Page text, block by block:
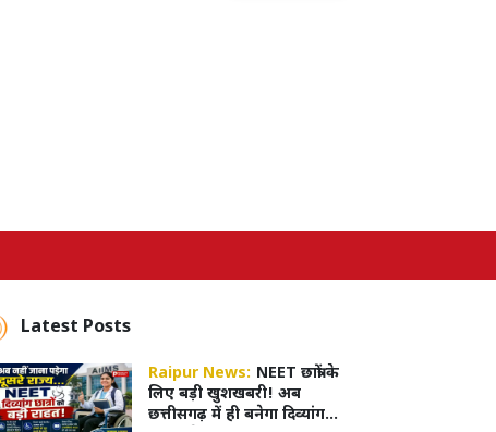
Latest Posts
Raipur News: NEET छात्रों के
लिए बड़ी खुशखबरी! अब
छत्तीसगढ़ में ही बनेगा दिव्यांग